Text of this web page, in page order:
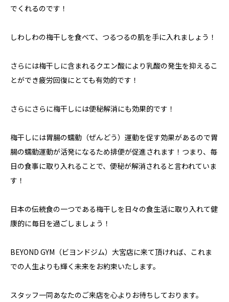
でくれるのです！
しわしわの梅干しを食べて、つるつるの肌を手に入れましょう！
さらには梅干しに含まれるクエン酸により乳酸の発生を抑えるこ
とができ疲労回復にとても有効的です！
さらにさらに梅干しには便秘解消にも効果的です！
梅干しには胃腸の蠕動（ぜんどう）運動を促す効果があるので胃
腸の蠕動運動が活発になるため排便が促進されます！つまり、毎
日の食事に取り入れることで、便秘が解消されると言われていま
す！
日本の伝統食の一つである梅干しを日々の食生活に取り入れて健
康的に毎日を過ごしましょう！
BEYOND GYM（ビヨンドジム）大宮店に来て頂ければ、これま
での人生よりも輝く未来をお約束いたします。
スタッフ一同あなたのご来店を心よりお待ちしております。